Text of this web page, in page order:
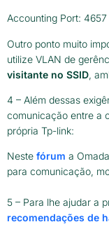
Accounting Port: 4657
Outro ponto muito
utilize VLAN de
visitante no SSID,
4 – Além dessas
comunicação entre a
própria Tp-link:
Neste fórum a
para comunicação,
5 – Para lhe ajudar a
recomendações de